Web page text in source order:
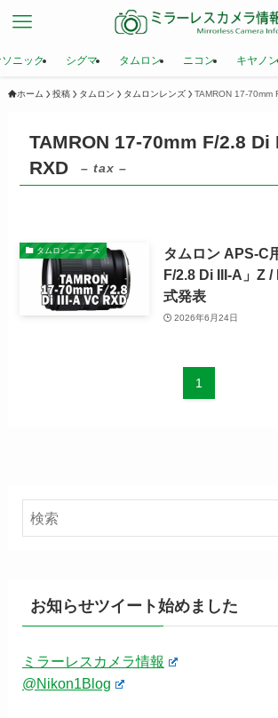
ニック シグマ タムロン ニコン キヤノン
ホーム 投稿 タムロン タムロンレンズ TAMRON 17-70mm
TAMRON 17-70mm F/2.8 Di
RXD
– tax –
タムロンニュース
タムロン APS-C
F/2.8 Di III-A」Z
式発表
2026年6月24日
1
お知らせツイート始めました
ミラーレスカメラ情報
@Nikon1Blog